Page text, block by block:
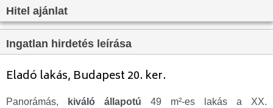
Hitel ajánlat
Ingatlan hirdetés leírása
Eladó lakás, Budapest 20. ker.
Panorámás, kiváló állapotú 49 m²-es lakás a XX.